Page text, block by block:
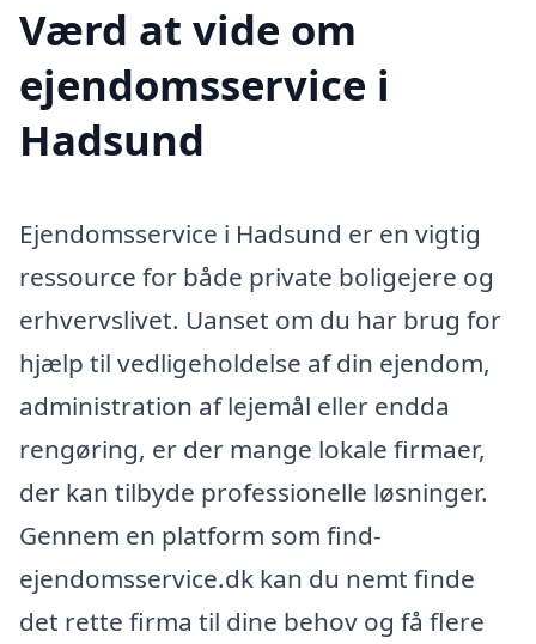
Værd at vide om
ejendomsservice i
Hadsund
Ejendomsservice i Hadsund er en vigtig
ressource for både private boligejere og
erhvervslivet. Uanset om du har brug for
hjælp til vedligeholdelse af din ejendom,
administration af lejemål eller endda
rengøring, er der mange lokale firmaer,
der kan tilbyde professionelle løsninger.
Gennem en platform som find-
ejendomsservice.dk kan du nemt finde
det rette firma til dine behov og få flere